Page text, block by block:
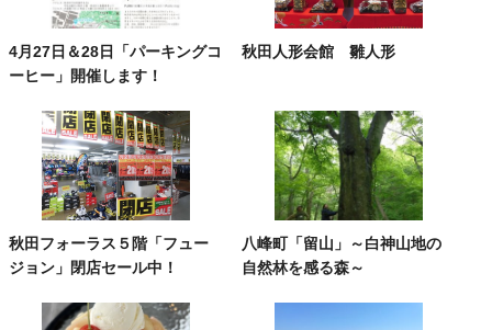
4月27日＆28日「パーキングコ
ーヒー」開催します！
秋田人形会館 雛人形
秋田フォーラス５階「フュー
ジョン」閉店セール中！
八峰町「留山」～白神山地の
自然林を感る森～